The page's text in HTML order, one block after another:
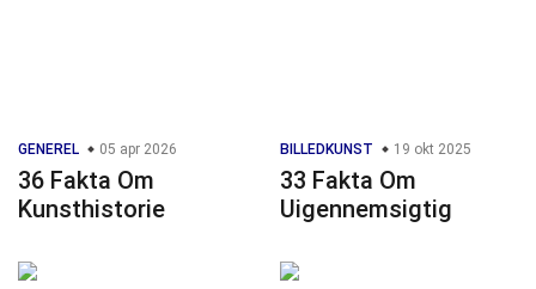
GENEREL 05 apr 2026
36 Fakta Om
Kunsthistorie
BILLEDKUNST 19 okt 2025
33 Fakta Om
Uigennemsigtig